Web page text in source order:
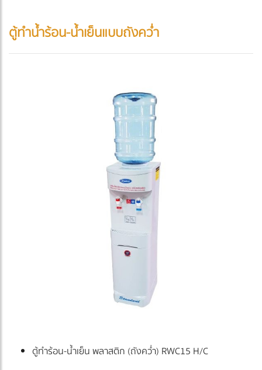
ตู้ทำน้ำร้อน-น้ำเย็นแบบถังคว่ำ
ตู้ทำร้อน-น้ำเย็น พลาสติก (ถังคว่ำ) RWC15 H/C